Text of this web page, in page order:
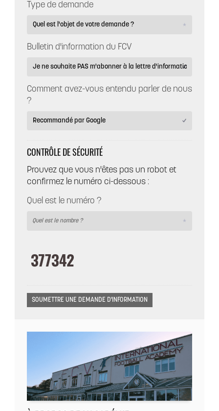
Type de demande
Bulletin d'information du FCV
Comment avez-vous entendu parler de nous
?
CONTRÔLE DE SÉCURITÉ
Prouvez que vous n'êtes pas un robot et
confirmez le numéro ci-dessous :
Quel est le numéro ?